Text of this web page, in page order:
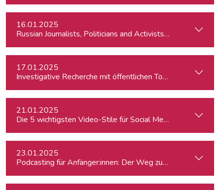
16.01.2025
Russian Journalists, Politicians and Activists in Europe:
17.01.2025
Investigative Recherche mit öffentlichen Tools – von
21.01.2025
Die 5 wichtigsten Video-Stile für Social Media
23.01.2025
Podcasting für Anfänger:innen: Der Weg zum eigenen